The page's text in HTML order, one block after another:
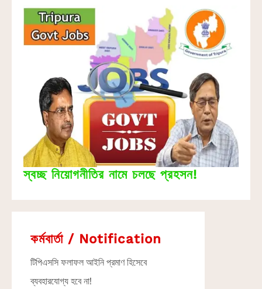
স্বচ্ছ নিয়োগনীতির নামে চলছে প্রহসন!
কর্মবার্তা / Notification
টিপিএসসি ফলাফল আইনি প্রমাণ হিসেবে
ব্যবহারযোগ্য হবে না!